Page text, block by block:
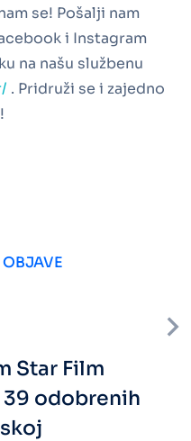
se! Pošalji nam
i Instagram
na našu službenu
. Pridruži se i zajedno
Star Film
39 odobrenih